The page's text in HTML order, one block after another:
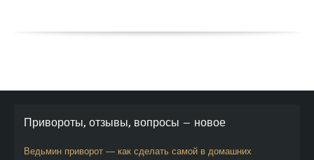
Привороты, отзывы, вопросы — новое
Ведьмин приворот — как сделать самой в домашних